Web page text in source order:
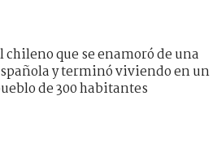
chileno que se enamoró de una
y terminó viviendo en un
de 300 habitantes